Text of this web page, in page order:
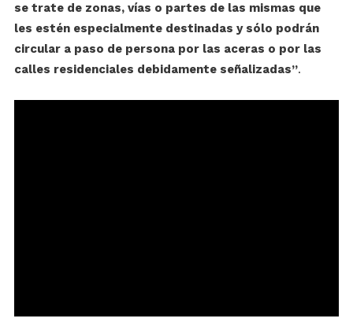
se trate de zonas, vías o partes de las mismas que
les estén especialmente destinadas y sólo podrán
circular a paso de persona por las aceras o por las
calles residenciales debidamente señalizadas”.